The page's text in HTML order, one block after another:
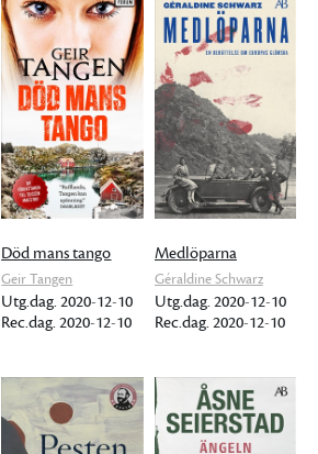
Död mans tango
Geir Tangen
Utg.dag. 2020-12-10
Rec.dag. 2020-12-10
Medlöparna
Géraldine Schwarz
Utg.dag. 2020-12-10
Rec.dag. 2020-12-10